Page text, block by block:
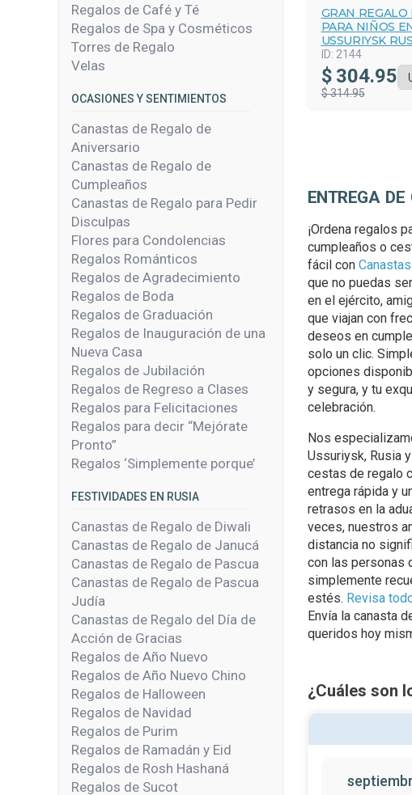
Regalos de Café y Té
Regalos de Spa y Cosméticos
Torres de Regalo
Velas
OCASIONES Y SENTIMIENTOS
Canastas de Regalo de
Aniversario
Canastas de Regalo de
Cumpleaños
Canastas de Regalo para Pedir
Disculpas
Flores para Condolencias
Regalos Románticos
Regalos de Agradecimiento
Regalos de Boda
Regalos de Graduación
Regalos de Inauguración de una
Nueva Casa
Regalos de Jubilación
Regalos de Regreso a Clases
Regalos para Felicitaciones
Regalos para decir “Mejórate
Pronto”
Regalos ‘Simplemente porque’
FESTIVIDADES EN RUSIA
Canastas de Regalo de Diwali
Canastas de Regalo de Janucá
Canastas de Regalo de Pascua
Canastas de Regalo de Pascua
Judía
Canastas de Regalo del Día de
Acción de Gracias
Regalos de Año Nuevo
Regalos de Año Nuevo Chino
Regalos de Halloween
Regalos de Navidad
Regalos de Purim
Regalos de Ramadán y Eid
Regalos de Rosh Hashaná
Regalos de Sucot
GRAN REGALO
PARA NIÑOS
USSURIYSK
ID: 2144
$ 304.95
$ 314.95
ENTREGA
¡Ordena regalos
cumpleaños o
fácil con
que no puedas
en el ejército,
que viajan con
deseos en
solo un clic.
opciones
y segura, y tu
celebración.
Nos
Ussuriysk, Rusia
cestas de regalo
entrega rápida y
retrasos en la
veces, nuestros
distancia no
con las personas
simplemente
estés. Revisa
Envía la canasta
queridos hoy
¿Cuáles son